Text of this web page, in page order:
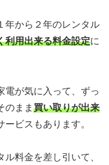
年から２年のレンタル
利用出来る料金設定に
電が気に入って、ずっ
のまま 買い取りが出来
ビスもあります。
料金を差し引いて、